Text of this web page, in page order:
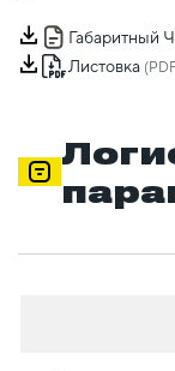
Габаритный
Листовка